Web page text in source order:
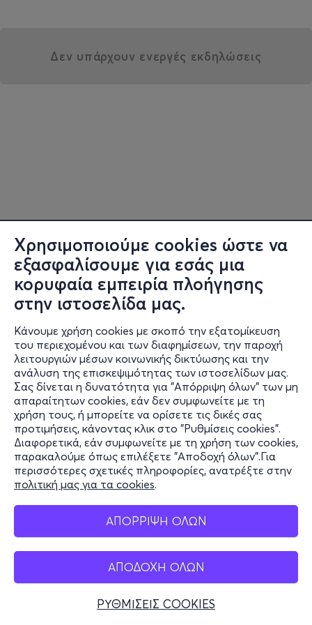
Χρησιμοποιούμε cookies ώστε να
εξασφαλίσουμε για εσάς μια
κορυφαία εμπειρία πλοήγησης
στην ιστοσελίδα μας.
Κάνουμε χρήση cookies με σκοπό την εξατομίκευση
του περιεχομένου και των διαφημίσεων, την παροχή
λειτουργιών μέσων κοινωνικής δικτύωσης και την
ανάλυση της επισκεψιμότητας των ιστοσελίδων μας.
Σας δίνεται η δυνατότητα για "Απόρριψη όλων" των μη
απαραίτητων cookies, εάν δεν συμφωνείτε με τη
χρήση τους, ή μπορείτε να ορίσετε τις δικές σας
προτιμήσεις, κάνοντας κλικ στο "Ρυθμίσεις cookies".
Διαφορετικά, εάν συμφωνείτε με τη χρήση των cookies,
παρακαλούμε όπως επιλέξετε "Αποδοχή όλων".Για
περισσότερες σχετικές πληροφορίες, ανατρέξτε στην
πολιτική μας για τα cookies.
ΑΠΟΡΡΙΨΗ ΟΛΩΝ
ΑΠΟΔΟΧΗ ΟΛΩΝ
ΡΥΘΜΙΣΕΙΣ COOKIES
Δεν υπάρχουν ενεργές εκδηλώσεις